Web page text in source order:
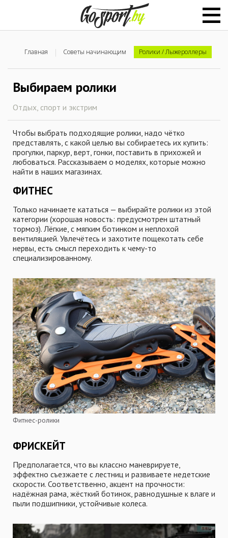
Главная Советы начинающим Ролики / Лыжероллеры
Выбираем ролики
Отдых, спорт и экстрим
Чтобы выбрать подходящие ролики, надо чётко
представлять, с какой целью вы собираетесь их купить:
прогулки, паркур, верт, гонки, поставить в прихожей и
любоваться. Рассказываем о моделях, которые можно
найти в наших магазинах.
ФИТНЕС
Только начинаете кататься — выбирайте ролики из этой
категории (хорошая новость: предусмотрен штатный
тормоз). Лёгкие, с мягким ботинком и неплохой
вентиляцией. Увлечётесь и захотите пощекотать себе
нервы, есть смысл переходить к чему-то
специализированному.
Фитнес-ролики
ФРИСКЕЙТ
Предполагается, что вы классно маневрируете,
эффектно съезжаете с лестниц и развиваете недетские
скорости. Соответственно, акцент на прочности:
надёжная рама, жёсткий ботинок, равнодушные к влаге и
пыли подшипники, устойчивые колеса.